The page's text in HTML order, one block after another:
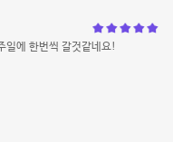
일에 한번씩 갈것같네요!